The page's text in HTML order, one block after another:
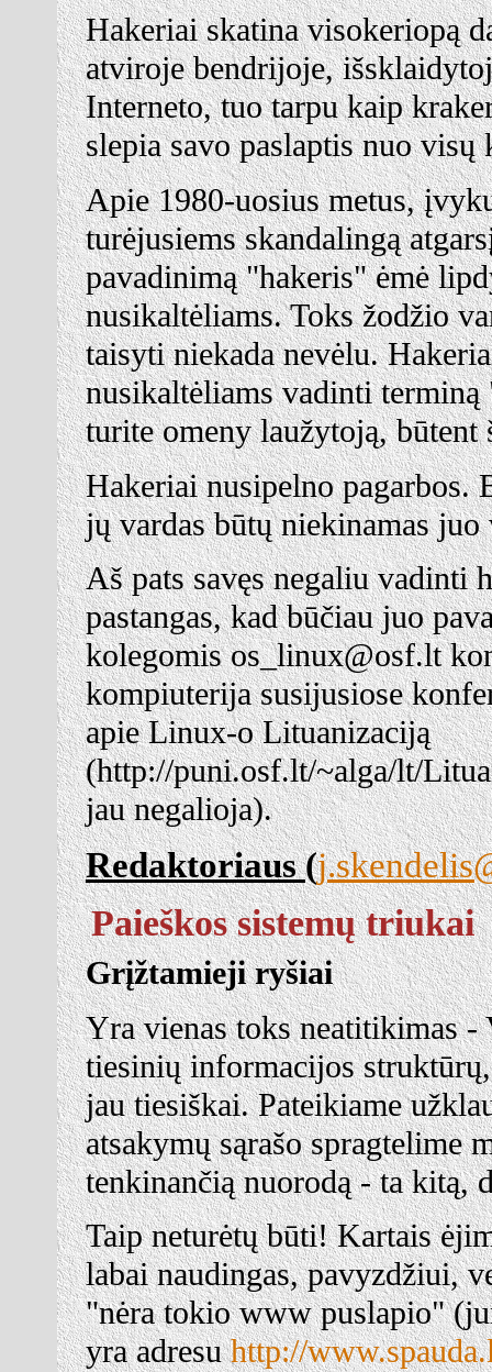
Hakeriai skatina visokeriopą
atviroje bendrijoje,
Interneto, tuo tarpu kaip
slepia savo paslaptis nuo visų
Apie 1980-uosius metus,
turėjusiems skandalingą
pavadinimą "hakeris" ėmė
nusikaltėliams. Toks žodžio
taisyti niekada nevėlu.
nusikaltėliams vadinti
turite omeny laužytoją,
Hakeriai nusipelno pagarbos.
jų vardas būtų niekinamas
Aš pats savęs negaliu vadinti
pastangas, kad būčiau juo
kolegomis os_linux@osf.lt
kompiuterija susijusiose
apie Linux-o Lituanizaciją
(http://puni.osf.lt/~alga/lt/
jau negalioja).
Redaktoriaus (
Paieškos sistemų triukai
Grįžtamieji ryšiai
Yra vienas toks neatitikimas
tiesinių informacijos
jau tiesiškai. Pateikiame
atsakymų sąrašo spragtelime
tenkinančią nuorodą - ta kitą,
Taip neturėtų būti! Kartais
labai naudingas, pavyzdžiui,
"nėra tokio www puslapio"
yra adresuhttp://